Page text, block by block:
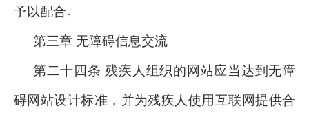
予以配合。
第三章 无障碍信息交流
第二十四条 残疾人组织的网站应当达到无障
碍网站设计标准，并为残疾人使用互联网提供合